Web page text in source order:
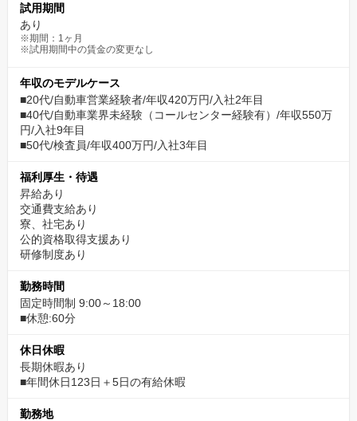
試用期間
あり
※期間：1ヶ月
※試用期間中の賃金の変更なし
年収のモデルケース
■20代/自動車営業経験者/年収420万円/入社2年目
■40代/自動車業界未経験（コールセンター経験有）/年収550万
円/入社9年目
■50代/検査員/年収400万円/入社3年目
福利厚生・待遇
昇給あり
交通費支給あり
寮、社宅あり
公的資格取得支援あり
研修制度あり
勤務時間
固定時間制 9:00～18:00
■休憩:60分
休日休暇
長期休暇あり
■年間休日123日＋5日の有給休暇
勤務地